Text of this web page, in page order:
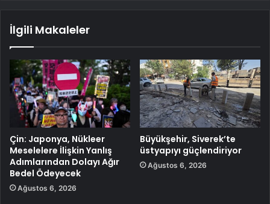
İlgili Makaleler
Çin: Japonya, Nükleer
Meselelere İlişkin Yanlış
Adımlarından Dolayı Ağır
Bedel Ödeyecek
Ağustos 6, 2026
Büyükşehir, Siverek’te
üstyapıyı güçlendiriyor
Ağustos 6, 2026